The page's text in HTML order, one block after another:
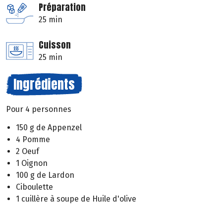
Préparation
25 min
Cuisson
25 min
Ingrédients
Pour 4 personnes
150 g de Appenzel
4 Pomme
2 Oeuf
1 Oignon
100 g de Lardon
Ciboulette
1 cuillère à soupe de Huile d'olive